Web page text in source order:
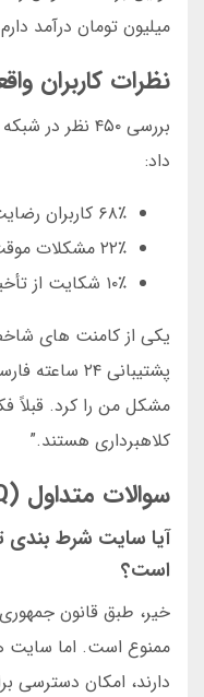
میلیون تومان درآمد
نظرات کاربران
داد:
۶۸٪ کاربران رضایت کامل داشتند
۲۲٪ مشکلات موقت فنی گزارش دادند
۱۰٪ شکایت از تأخیر در پشتیبانی داشتند
یکی از کامنت های
مشکل من را کرد. قبلاً
کلاهبرداری هستند.”
سوالات متداول (FAQ)
آیا سایت شرط بندی
است؟
خیر، طبق قانون
ممنوع است. اما سایت
دارند، امکان دسترسی